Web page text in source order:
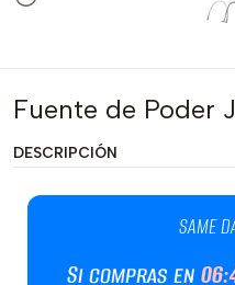
Fuente de Poder
DESCRIPCIÓN